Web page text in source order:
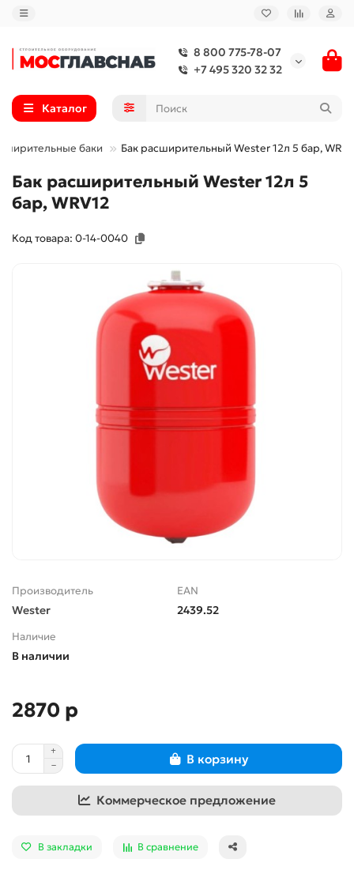
8 800 775-78-07
+7 495 320 32 32
Каталог
баки Бак расширительный Wester 12л 5 бар,
Бак расширительный Wester 12л 5
бар, WRV12
Код товара: 0-14-0040
Производитель
Wester
EAN
2439.52
Наличие
В наличии
2870 р
В корзину
Коммерческое предложение
В закладки В сравнение